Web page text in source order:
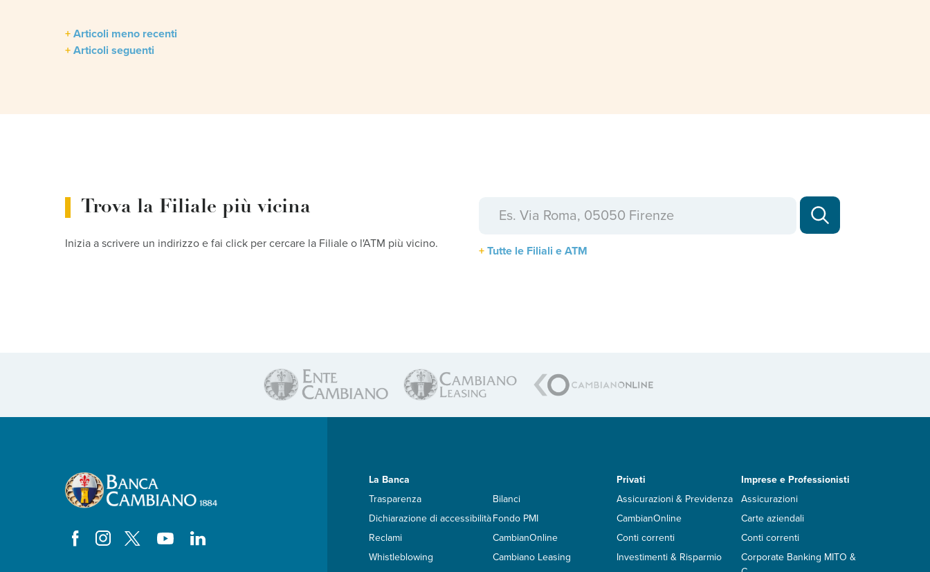
Navigazione
articoli
Articoli meno recenti
Articoli seguenti
Trova la Filiale più vicina
Inizia a scrivere un indirizzo e fai click per cercare la Filiale o l'ATM più vicino.
Tutte le Filiali e ATM
La Banca
Trasparenza
Dichiarazione di accessibilità
Reclami
Whistleblowing
Bilanci
Fondo PMI
CambianOnline
Cambiano Leasing
Privati
Assicurazioni & Previdenza
CambianOnline
Conti correnti
Investimenti & Risparmio
Imprese e Professionisti
Assicurazioni
Carte aziendali
Conti correnti
Corporate Banking MITO &